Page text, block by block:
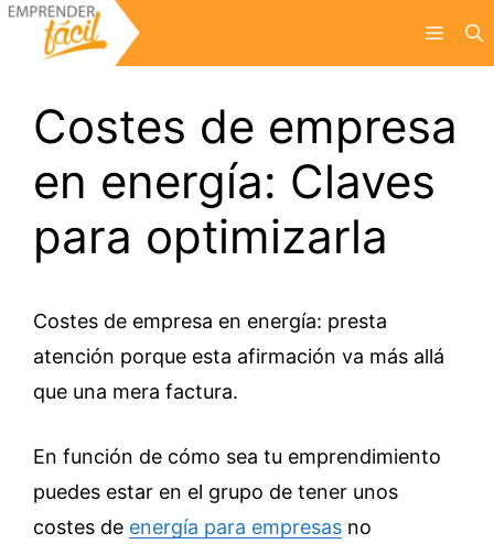
Saltar
Menú
Costes de empresa
en energía: Claves
para optimizarla
Costes de empresa en energía: presta
atención porque esta afirmación va más allá
que una mera factura.
En función de cómo sea tu emprendimiento
puedes estar en el grupo de tener unos
costes de energía para empresas no